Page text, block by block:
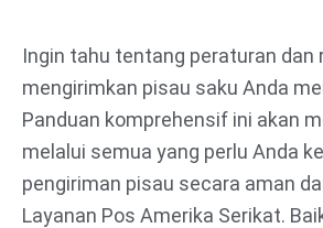
konten
Ingin tahu tentang peraturan dan
mengirimkan pisau saku Anda
Panduan komprehensif ini akan
melalui semua yang perlu Anda
pengiriman pisau secara aman
Layanan Pos Amerika Serikat.